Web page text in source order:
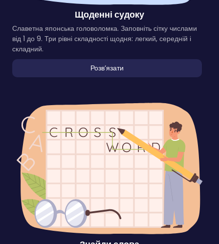
Щоденні судоку
Славетна японська головоломка. Заповніть сітку числами
від 1 до 9. Три рівні складності щодня: легкий, середній і
складний.
Розвʼязати